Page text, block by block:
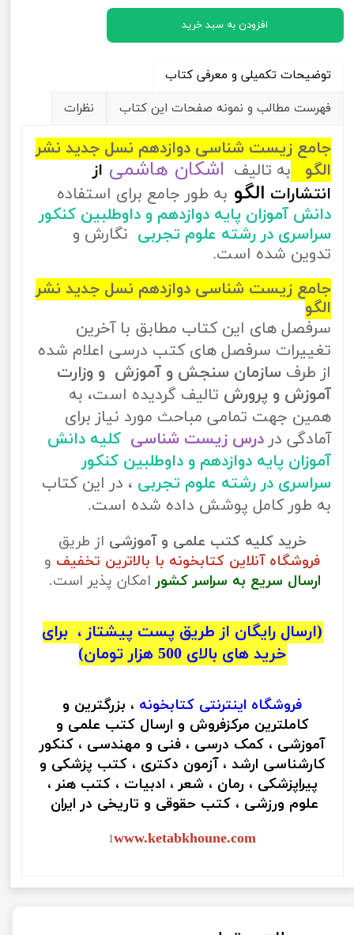
افزودن به سبد خرید
توضیحات تکمیلی و معرفی کتاب
فهرست مطالب و نمونه صفحات این کتاب
نظرات
جامع زیست شناسی دوازدهم نسل جدید نشر
الگو به تالیف اشکان هاشمی از
انتشارات الگو به طور جامع برای استفاده
دانش آموزان پایه دوازدهم و داوطلبین کنکور
سراسری در رشته علوم تجربی نگارش و
تدوین شده است.
جامع زیست شناسی دوازدهم نسل جدید نشر
الگو
سرفصل های این کتاب مطابق با آخرین
تغییرات سرفصل های کتب درسی اعلام شده
از طرف سازمان سنجش و آموزش و وزارت
آموزش و پرورش تالیف گردیده است، به
همین جهت تمامی مباحث مورد نیاز برای
آمادگی در درس زیست شناسی کلیه دانش
آموزان پایه دوازدهم و داوطلبین کنکور
سراسری در رشته علوم تجربی ، در این کتاب
به طور کامل پوشش داده شده است.
خرید کلیه کتب علمی و آموزشی از طریق
فروشگاه آنلاین کتابخونه با بالاترین تخفیف و
ارسال سریع به سراسر کشور امکان پذیر است.
(ارسال رایگان از طریق پست پیشتاز ، برای
خرید های بالای 500 هزار تومان)
فروشگاه اینترنتی کتابخونه ، بزرگترین و
کاملترین مرکزفروش و ارسال کتب علمی و
آموزشی ، کمک درسی ، فنی و مهندسی ، کنکور
کارشناسی ارشد ، آزمون دکتری ، کتب پزشکی و
پیراپزشکی ، رمان ، شعر ، ادبیات ، کتب هنر ،
علوم ورزشی ، کتب حقوقی و تاریخی در ایران
1www.ketabkhoune.com